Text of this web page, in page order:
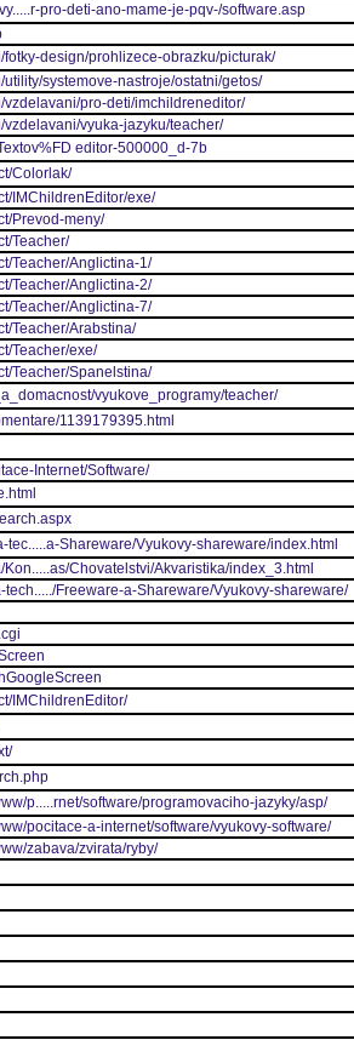
pro-deti-ano-mame-je-pqv-/software.asp
fotky-design/prohlizece-obrazku/picturak/
systemove-nastroje/ostatni/getos/
vzdelavani/pro-deti/imchildreneditor/
vzdelavani/vyuka-jazyku/teacher/
editor-500000_d-7b
Colorlak/
IMChildrenEditor/exe/
Prevod-meny/
Teacher/
Teacher/Anglictina-1/
Teacher/Anglictina-2/
Teacher/Anglictina-7/
Teacher/Arabstina/
Teacher/exe/
Teacher/Spanelstina/
vyukove_programy/teacher/
1139179395.html
Internet/Software/
tec.....a-Shareware/Vyukovy-shareware/index.html
Chovatelstvi/Akvaristika/index_3.html
tech...../Freeware-a-Shareware/Vyukovy-shareware/
IMChildrenEditor/
p.....rnet/software/programovaciho-jazyky/asp/
pocitace-a-internet/software/vyukovy-software/
zabava/zvirata/ryby/